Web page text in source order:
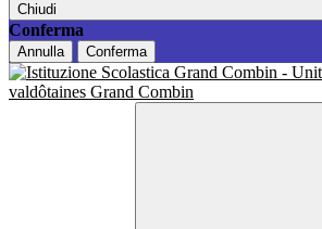
Chiudi
Conferma
Annulla Conferma